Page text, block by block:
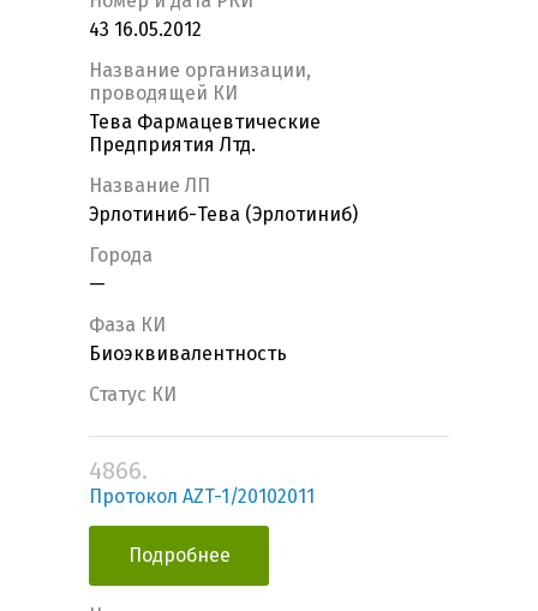
43 16.05.2012
Название организации,
проводящей КИ
Тева Фармацевтические
Предприятия Лтд.
Название ЛП
Эрлотиниб-Тева (Эрлотиниб)
Города
—
Фаза КИ
Биоэквивалентность
Статус КИ
4866.
Протокол AZT-1/20102011
Подробнее